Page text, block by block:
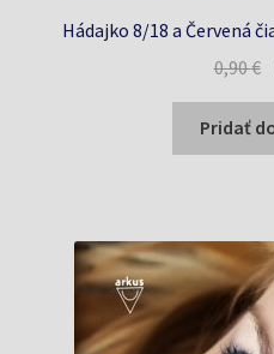
Hádajko 8/18 a Červená
0,90€
Pridať